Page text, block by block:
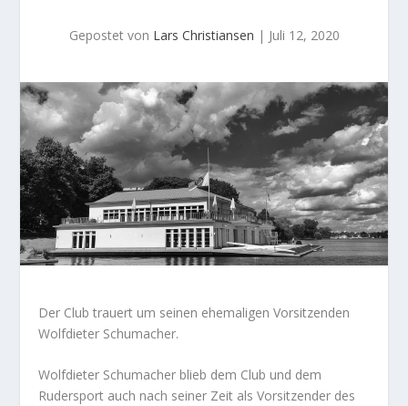
Gepostet von Lars Christiansen | Juli 12, 2020
Der Club trauert um seinen ehemaligen Vorsitzenden
Wolfdieter Schumacher.
Wolfdieter Schumacher blieb dem Club und dem
Rudersport auch nach seiner Zeit als Vorsitzender des